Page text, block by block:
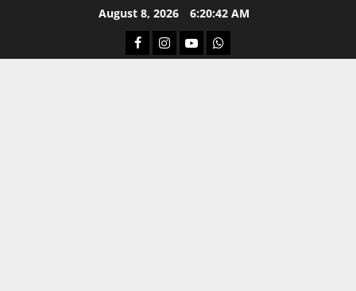
August 8, 2026 6:20:43 AM
Facebook
Instagram
YoutubeWhatsapp